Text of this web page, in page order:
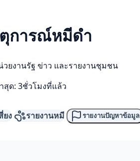
การณ์หมีดำ
ยงานรัฐ ข่าว และรายงานชุมชน
สุด: 3ชั่วโมงที่แล้ว
ยง รายงานหมี รายงานปัญหาข้อมูล